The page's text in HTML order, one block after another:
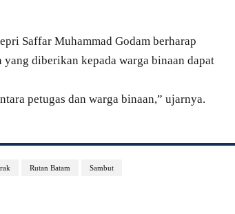
Saffar Muhammad Godam berharap
diberikan kepada warga binaan dapat
petugas dan warga binaan,” ujarnya.
Rutan Batam Sambut